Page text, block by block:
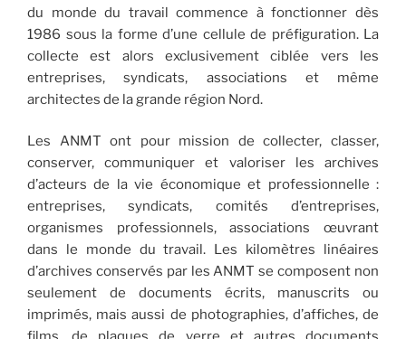
du monde du travail commence à fonctionner dès
1986 sous la forme d’une cellule de préfiguration. La
collecte est alors exclusivement ciblée vers les
entreprises, syndicats, associations et même
architectes de la grande région Nord.
Les ANMT ont pour mission de collecter, classer,
conserver, communiquer et valoriser les archives
d’acteurs de la vie économique et professionnelle :
entreprises, syndicats, comités d’entreprises,
organismes professionnels, associations œuvrant
dans le monde du travail. Les kilomètres linéaires
d’archives conservés par les ANMT se composent non
seulement de documents écrits, manuscrits ou
imprimés, mais aussi de photographies, d’affiches, de